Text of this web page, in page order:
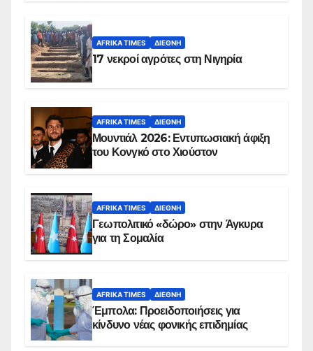
AFRIKA TIMES ΔΙΕΘΝΉ
17 νεκροί αγρότες στη Νιγηρία
AFRIKA TIMES ΔΙΕΘΝΉ
Μουντιάλ 2026: Εντυπωσιακή άφιξη
του Κονγκό στο Χιούστον
AFRIKA TIMES ΔΙΕΘΝΉ
Γεωπολιτικό «δώρο» στην Άγκυρα
για τη Σομαλία
AFRIKA TIMES ΔΙΕΘΝΉ
Έμπολα: Προειδοποιήσεις για
κίνδυνο νέας φονικής επιδημίας